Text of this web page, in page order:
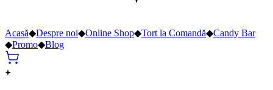
Acasă◆Despre noi◆Online Shop◆Tort la Comandă◆Candy Bar
◆Promo◆Blog